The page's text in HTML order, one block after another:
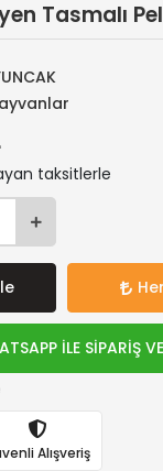
Tasmalı
taksitlerle
İLE SİPARİŞ
Alışveriş